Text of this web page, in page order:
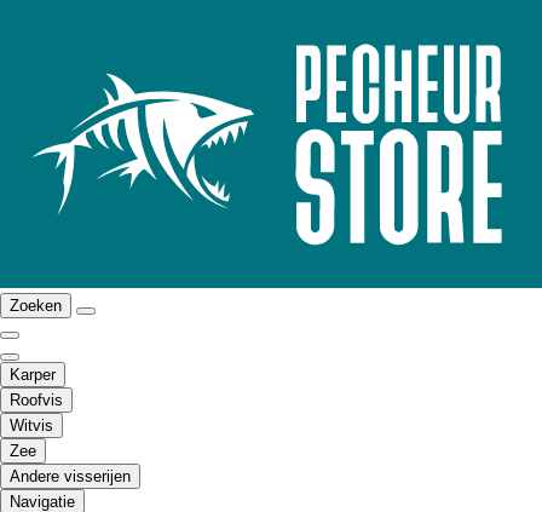
Zoeken
Karper
Roofvis
Witvis
Zee
Andere visserijen
Navigatie